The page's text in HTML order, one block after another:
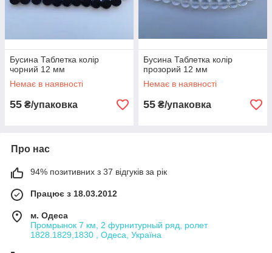
Бусина Таблетка колір
чорний 12 мм
Немає в наявності
55 ₴/упаковка
Бусина Таблетка колір
прозорий 12 мм
Немає в наявності
55 ₴/упаковка
Про нас
94% позитивних з 37 відгуків за рік
Працює з 18.03.2012
м. Одеса
Промрынок 7 км, 2 фурнитурный ряд, ролет
1828.1829,1830 , Одеса, Україна